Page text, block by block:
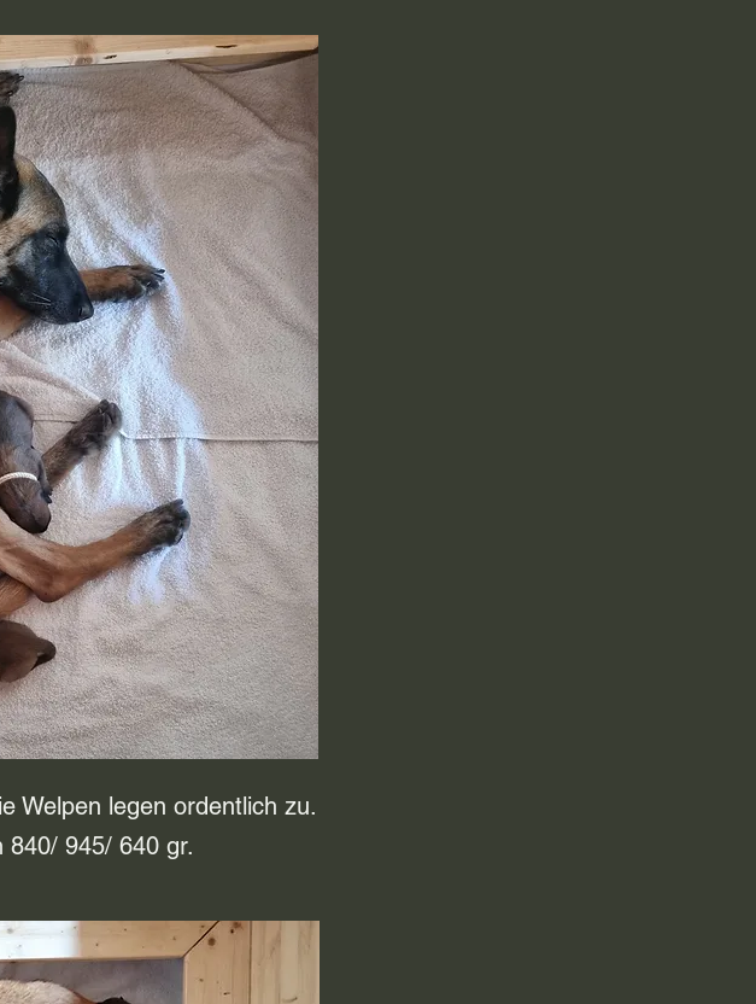
Welpen legen ordentlich zu.
840/ 945/ 640 gr.